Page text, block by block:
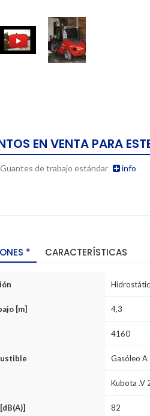
EN VENTA PARA
Guantes de trabajo estándar info
* CARACTERÍSTICAS
[m] 4,3
4160
Gasóleo A
Kubota .V
82